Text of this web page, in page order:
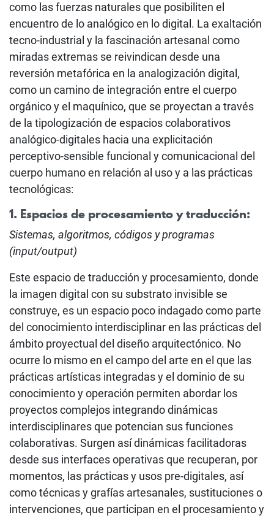
como las fuerzas naturales que posibiliten el
encuentro de lo analógico en lo digital. La exaltación
tecno-industrial y la fascinación artesanal como
miradas extremas se reivindican desde una
reversión metafórica en la analogización digital,
como un camino de integración entre el cuerpo
orgánico y el maquínico, que se proyectan a través
de la tipologización de espacios colaborativos
analógico-digitales hacia una explicitación
perceptivo-sensible funcional y comunicacional del
cuerpo humano en relación al uso y a las prácticas
tecnológicas:
1. Espacios de procesamiento y traducción:
Sistemas, algoritmos, códigos y programas
(input/output)
Este espacio de traducción y procesamiento, donde
la imagen digital con su substrato invisible se
construye, es un espacio poco indagado como parte
del conocimiento interdisciplinar en las prácticas del
ámbito proyectual del diseño arquitectónico. No
ocurre lo mismo en el campo del arte en el que las
prácticas artísticas integradas y el dominio de su
conocimiento y operación permiten abordar los
proyectos complejos integrando dinámicas
interdisciplinares que potencian sus funciones
colaborativas. Surgen así dinámicas facilitadoras
desde sus interfaces operativas que recuperan, por
momentos, las prácticas y usos pre-digitales, así
como técnicas y grafías artesanales, sustituciones o
intervenciones, que participan en el procesamiento y